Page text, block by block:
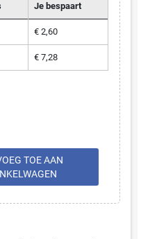
Je bespaart
€ 2,60
€ 7,28
TOE AAN